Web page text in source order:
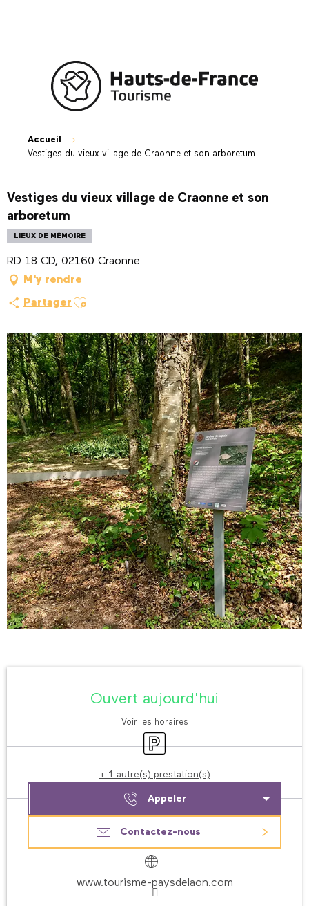
Accueil
Vestiges du vieux village de Craonne et son arboretum
Vestiges du vieux village de Craonne et son
arboretum
LIEUX DE MÉMOIRE
RD 18 CD, 02160 Craonne
M'y rendre
Partager Ajouter aux favoris
Ouvert aujourd'hui
Voir les horaires
Parking
+ 1 autre(s) prestation(s)
Appeler
Contactez-nous
www.tourisme-paysdelaon.com